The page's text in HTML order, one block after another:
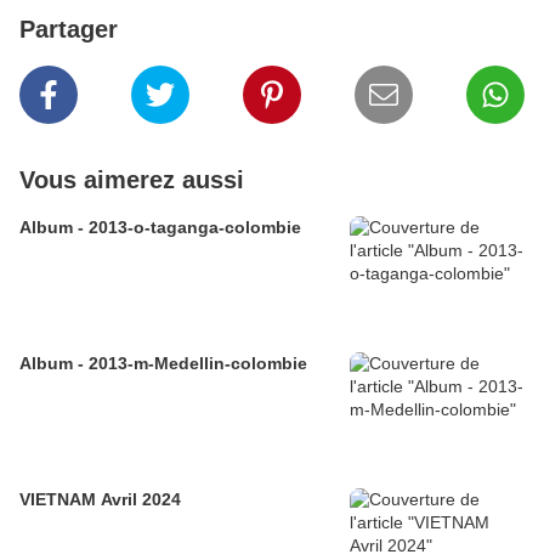
Partager
Vous aimerez aussi
Album - 2013-o-taganga-colombie
Album - 2013-m-Medellin-colombie
VIETNAM Avril 2024